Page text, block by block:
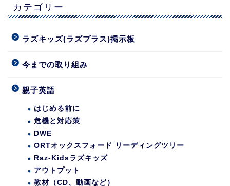
カテゴリー
ラズキッズ(ラズプラス)掲示板
今までの取り組み
親子英語
はじめる前に
危機と対応策
DWE
ORTオックスフォード リーディングツリー
Raz-Kidsラズキッズ
アウトプット
教材（CD、動画など）